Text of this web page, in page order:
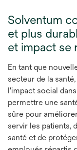
Solventum
et plus
et impact se
En tant que
secteur de la
l'impact social
permettre une
sûre pour
servir les patients,
santé et de